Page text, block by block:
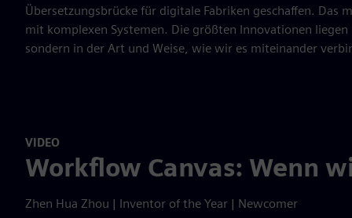
Übersetzungsbrücke für digitale Fabriken geschaffen. Das
mit komplexen Systemen. Die größten Innovationen
sondern in der Art und Weise, wie wir es miteinander
VIDEO
Workflow Canvas: Wenn
Zhen Hua Zhou | Inventor of the Year | Newcomer